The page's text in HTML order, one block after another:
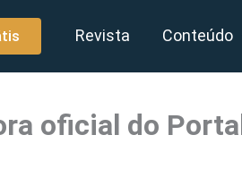
Revista Conteúdo
oficial do